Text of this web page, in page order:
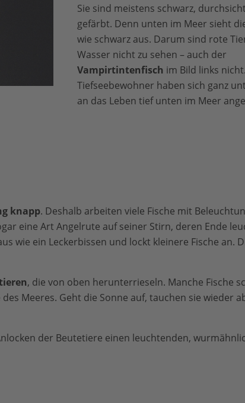
Sie sind meistens schwarz,
gefärbt. Denn unten im Meer sieht
wie schwarz aus. Darum sind rote
Wasser nicht zu sehen – auch der
Vampirtintenfisch im Bild links
Tiefseebewohner haben sich ganz
an das Leben tief unten im Meer
knapp. Deshalb arbeiten viele Fische mit
eine Art Angelrute auf seiner Stirn, deren Ende
wie ein Leckerbissen und lockt kleinere Fische an.
, die von oben herunterrieseln. Manche Fische
Meeres. Geht die Sonne auf, tauchen sie wieder
der Beutetiere einen leuchtenden,